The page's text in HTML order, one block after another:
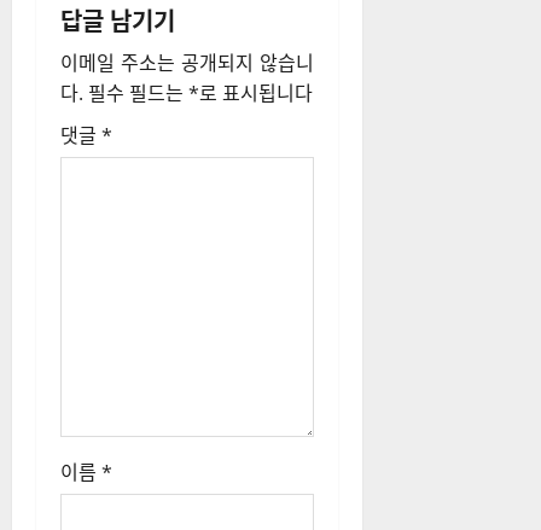
이
션
답글 남기기
이메일 주소는 공개되지 않습니
다. 필수 필드는 *로 표시됩니다
댓글 *
이름 *